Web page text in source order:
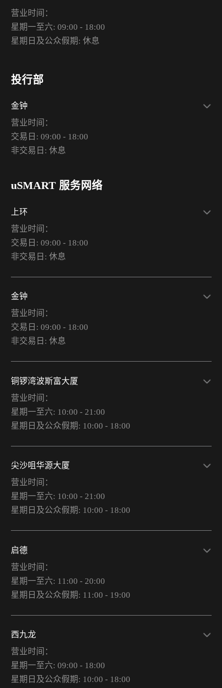
营业时间：
星期一至六: 09:00 - 18:00
星期日及公众假期: 休息
投行部
金钟
营业时间：
交易日: 09:00 - 18:00
非交易日: 休息
uSMART 服务网络
上环
营业时间：
交易日: 09:00 - 18:00
非交易日: 休息
金钟
营业时间：
交易日: 09:00 - 18:00
非交易日: 休息
铜锣湾波斯富大厦
营业时间：
星期一至六: 10:00 - 21:00
星期日及公众假期: 10:00 - 18:00
尖沙咀华源大厦
营业时间：
星期一至六: 10:00 - 21:00
星期日及公众假期: 10:00 - 18:00
启德
营业时间：
星期一至六: 11:00 - 20:00
星期日及公众假期: 11:00 - 19:00
西九龙
营业时间：
星期一至六: 09:00 - 18:00
星期日及公众假期: 10:00 - 18:00